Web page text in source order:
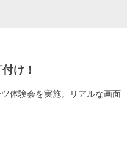
け！
体験会を実施。リアルな画面